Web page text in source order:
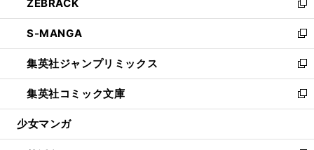
く
で
開
く
ド
ウ
で
開
く
ィ
ン
ド
ウ
で
開
く
い
ウ
ィ
ン
ド
ウ
で
開
ZEBRACK
新
し
い
ウ
ィ
ン
ド
ウ
開
S-MANGA
新
し
い
ウ
ィ
ン
ウ
集英社ジャンプリミックス
新
し
い
ウ
ン
集英社コミック文庫
新
し
ウ
少女マンガ